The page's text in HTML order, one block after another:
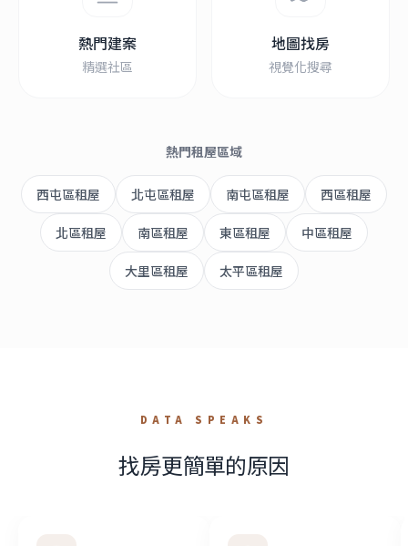
熱門建案
精選社區
地圖找房
視覺化搜尋
熱門租屋區域
西屯區租屋 北屯區租屋 南屯區租屋 西區租屋
北區租屋 南區租屋 東區租屋 中區租屋
大里區租屋 太平區租屋
DATA SPEAKS
找房更簡單的原因